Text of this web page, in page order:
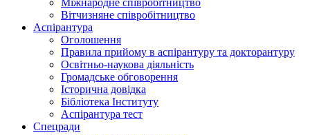
Міжнародне співробітництво
Вітчизняне співробітництво
Аспірантура
Оголошення
Правила прийому в аспірантуру та докторантуру
Освітньо-наукова діяльність
Громадське обговорення
Історична довідка
Бібліотека Інституту
Аспірантура тест
Спецради